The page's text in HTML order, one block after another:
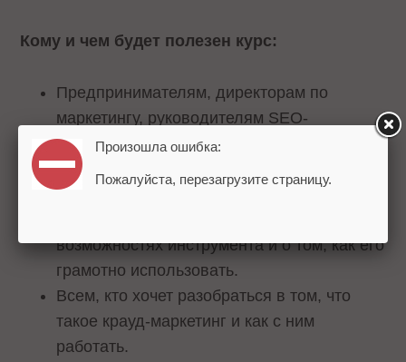
Кому и чем будет полезен курс:
Предпринимателям, директорам по
маркетингу, руководителям SEO-
департаментов поможет понять процесс и
возможности крауд-маркетинга и
определить точки контроля подрядчика.
возможностях инструмента и о том, как его
грамотно использовать.
Всем, кто хочет разобраться в том, что
такое крауд-маркетинг и как с ним
работать.
Произошла ошибка:
Пожалуйста, перезагрузите страницу.